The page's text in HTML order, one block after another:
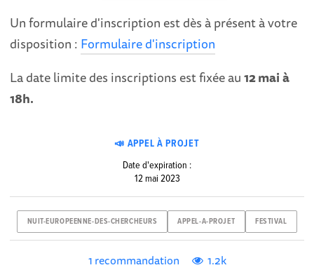
Un formulaire d'inscription est dès à présent à votre
disposition : Formulaire d'inscription
La date limite des inscriptions est fixée au12 maià
18h.
📣 APPEL À PROJET
Date d'expiration :
12 mai 2023
NUIT-EUROPEENNE-DES-CHERCHEURS APPEL-A-PROJET FESTIVAL
1 recommandation 1.2k